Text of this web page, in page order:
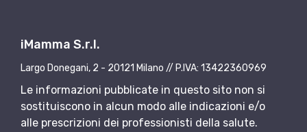
iMamma S.r.l.
Largo Donegani, 2 - 20121 Milano // P.IVA: 13422360969
Le informazioni pubblicate in questo sito non si
sostituiscono in alcun modo alle indicazioni e/o
alle prescrizioni dei professionisti della salute.